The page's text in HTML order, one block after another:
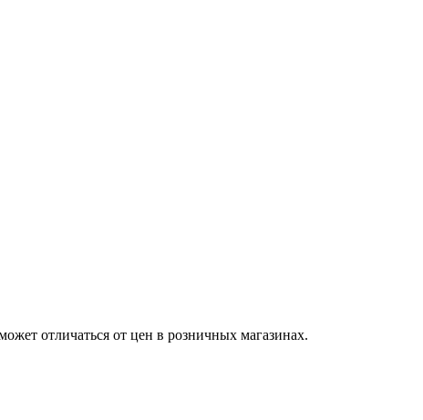
отличаться от цен в розничных магазинах.